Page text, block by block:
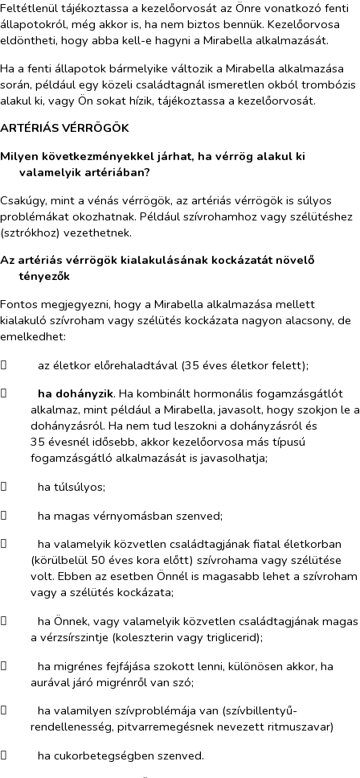
Feltétlenül tájékoztassa a kezelőorvosát az Önre vonatkozó fenti
állapotokról, még akkor is, ha nem biztos bennük. Kezelőorvosa
eldöntheti, hogy abba kell-e hagyni a Mirabella alkalmazását.
Ha a fenti állapotok bármelyike változik a Mirabella alkalmazása
során, például egy közeli családtagnál ismeretlen okból trombózis
alakul ki, vagy Ön sokat hízik, tájékoztassa a kezelőorvosát.
ARTÉRIÁS VÉRRÖGÖK
Milyen következményekkel járhat, ha vérrög alakul ki
valamelyik artériában?
Csakúgy, mint a vénás vérrögök, az artériás vérrögök is súlyos
problémákat okozhatnak. Például szívrohamhoz vagy szélütéshez
(sztrókhoz) vezethetnek.
Az artériás vérrögök kialakulásának kockázatát növelő
tényezők
Fontos megjegyezni, hogy a Mirabella alkalmazása mellett
kialakuló szívroham vagy szélütés kockázata nagyon alacsony, de
emelkedhet:
​
az életkor előrehaladtával (35 éves életkor felett);
​
ha dohányzik. Ha kombinált hormonális fogamzásgátlót
alkalmaz, mint például a Mirabella, javasolt, hogy szokjon le a
dohányzásról. Ha nem tud leszokni a dohányzásról és
35 évesnél idősebb, akkor kezelőorvosa más típusú
fogamzásgátló alkalmazását is javasolhatja;
​
ha túlsúlyos;
​
ha magas vérnyomásban szenved;
​
ha valamelyik közvetlen családtagjának fiatal életkorban
(körülbelül 50 éves kora előtt) szívrohama vagy szélütése
volt. Ebben az esetben Önnél is magasabb lehet a szívroham
vagy a szélütés kockázata;
​
ha Önnek, vagy valamelyik közvetlen családtagjának magas
a vérzsírszintje (koleszterin vagy triglicerid);
​
ha migrénes fejfájása szokott lenni, különösen akkor, ha
aurával járó migrénről van szó;
​
ha valamilyen szívproblémája van (szívbillentyű-
rendellenesség, pitvarremegésnek nevezett ritmuszavar)
​
ha cukorbetegségben szenved.